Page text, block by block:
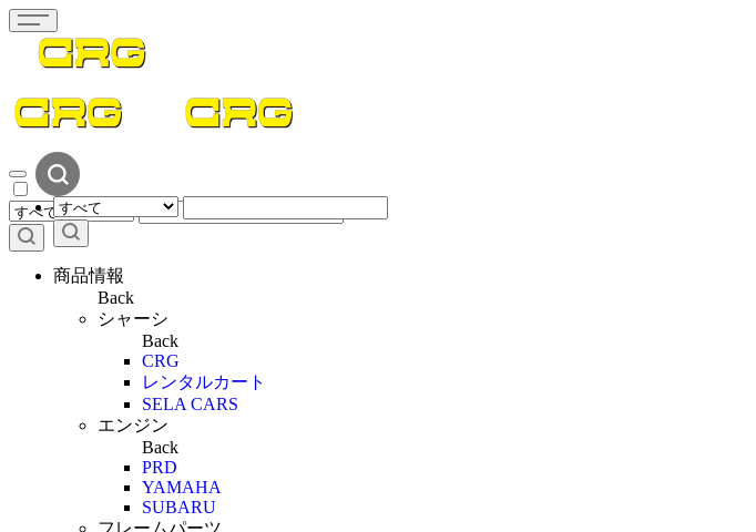
商品情報
Back
シャーシ
Back
CRG
レンタルカート
SELA CARS
エンジン
Back
PRD
YAMAHA
SUBARU
フレームパーツ